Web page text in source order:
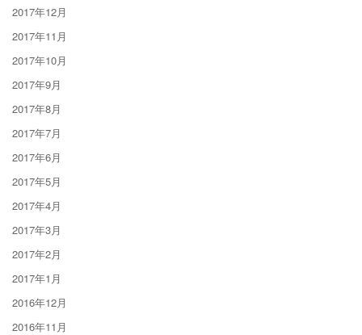
2017年12月
2017年11月
2017年10月
2017年9月
2017年8月
2017年7月
2017年6月
2017年5月
2017年4月
2017年3月
2017年2月
2017年1月
2016年12月
2016年11月